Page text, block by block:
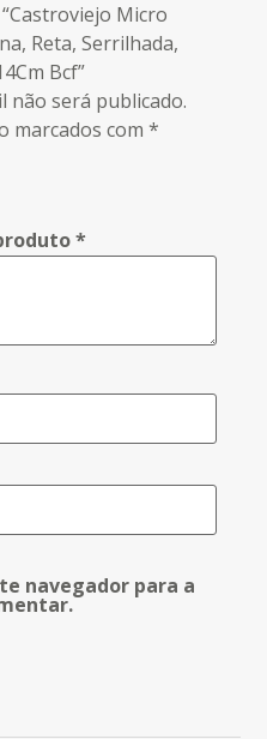
Micro
Reta, Serrilhada,
Bcf”
não será publicado.
marcados com*
*
navegador para a